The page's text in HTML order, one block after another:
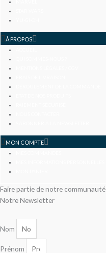
À PROPOS
MON COMPTE
Faire partie de notre communauté
Notre Newsletter
Nom
Prénom